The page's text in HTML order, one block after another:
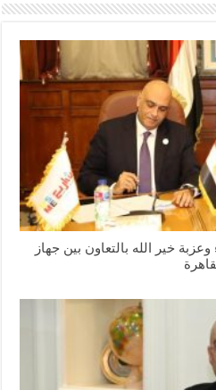
خير الله بالتعاون بين جهاز